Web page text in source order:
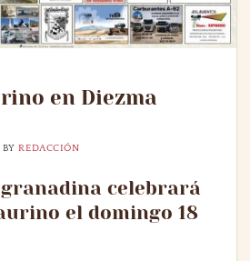
en Diezma
BYREDACCIÓN
celebrará
el domingo 18